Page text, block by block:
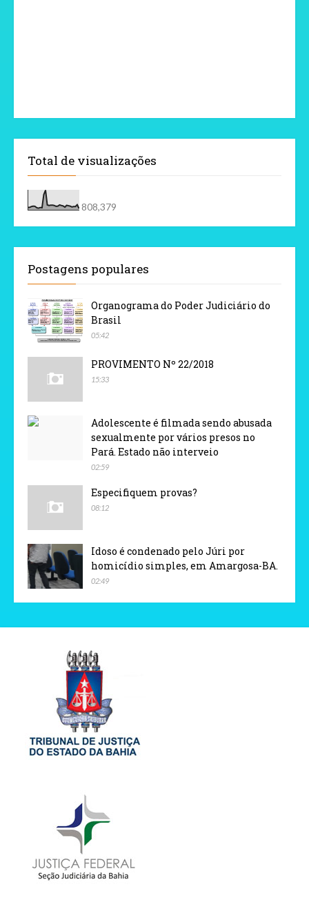
Total de visualizações
808,379
Postagens populares
Organograma do Poder Judiciário do
Brasil
05:42
PROVIMENTO Nº 22/2018
15:33
Adolescente é filmada sendo abusada
sexualmente por vários presos no
Pará. Estado não interveio
02:59
Especifiquem provas?
08:12
Idoso é condenado pelo Júri por
homicídio simples, em Amargosa-BA.
02:49